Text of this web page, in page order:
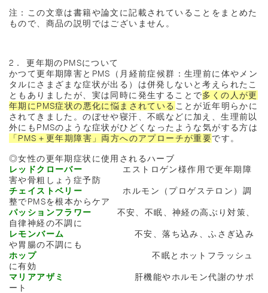
注：この文章は書籍や論文に記載されていることをまとめた
もので、商品の説明ではございません。
2． 更年期のPMSについて
かつて更年期障害とPMS（月経前症候群：生理前に体やメン
タルにさまざまな症状が出る）は併発しないと考えられたこ
ともありましたが、実は同時に発生することで多くの人が更
年期にPMS症状の悪化に悩まされている ことが近年明らかに
されてきました。のぼせや寝汗、不眠などに加え、生理前以
外にもPMSのような症状がひどくなったような気がする方は
「PMS＋更年期障害」両方へのアプローチが重要です。
◎女性の更年期症状に使用されるハーブ
レッドクローバー
エストロゲン様作用で更年期障
害や骨粗しょう症予防
チェイストベリー
ホルモン（プロゲステロン）調
整でPMSを根本からケア
パッションフラワー
不安、不眠、神経の高ぶり対策、
自律神経の不調に
レモンバーム
不安、落ち込み、ふさぎ込み
や胃腸の不調にも
ホップ
不眠とホットフラッシュ
に有効
マリアアザミ
肝機能やホルモン代謝のサポ
ート